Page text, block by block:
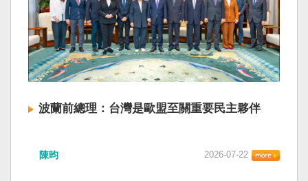
波蘭前總理：台灣是歐盟至關重要民主夥伴
陳昀 2026-07-22